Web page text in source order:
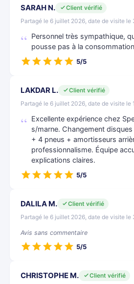
SARAH N.
Client vérifié
Partagé le 6 juillet 2026, date de visite le
Personnel très sympathique,
pousse pas à la
5/5
LAKDAR L.
Client vérifié
Partagé le 6 juillet 2026, date de visite le
Excellente expérience chez
s/marne. Changement
+ 4 pneus + amortisseurs
professionnalisme. Équipe
explications claires.
5/5
DALILA M.
Client vérifié
Partagé le 6 juillet 2026, date de visite le
Avis sans commentaire
5/5
CHRISTOPHE M.
Client vérifié